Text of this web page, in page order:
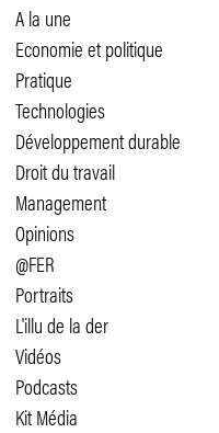
A la une
Economie et politique
Pratique
Technologies
Développement durable
Droit du travail
Management
Opinions
@FER
Portraits
L'illu de la der
Vidéos
Podcasts
Kit Média